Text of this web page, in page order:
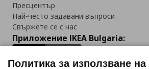
Пресцентър
Най-често задавани въпроси
Свържете се с нас
Приложение IKEA Bulgaria:
Политика за използване на